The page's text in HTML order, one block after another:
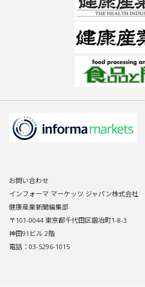
お問い合わせ
インフォーマ マーケッツ ジャパン株式会社
健康産業新聞編集部
〒101-0044 東京都千代田区鍛冶町1-8-3
神田91ビル 2階
電話：03-5296-1015